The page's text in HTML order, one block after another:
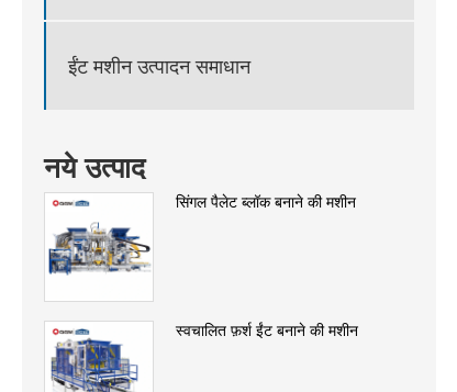
ईंट मशीन उत्पादन समाधान
नये उत्पाद
सिंगल पैलेट ब्लॉक बनाने की मशीन
स्वचालित फ़र्श ईंट बनाने की मशीन